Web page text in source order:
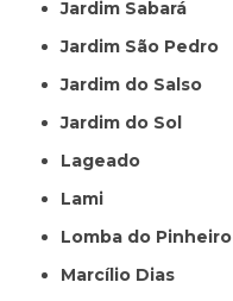
Jardim Sabará
Jardim São Pedro
Jardim do Salso
Jardim do Sol
Lageado
Lami
Lomba do Pinheiro
Marcílio Dias